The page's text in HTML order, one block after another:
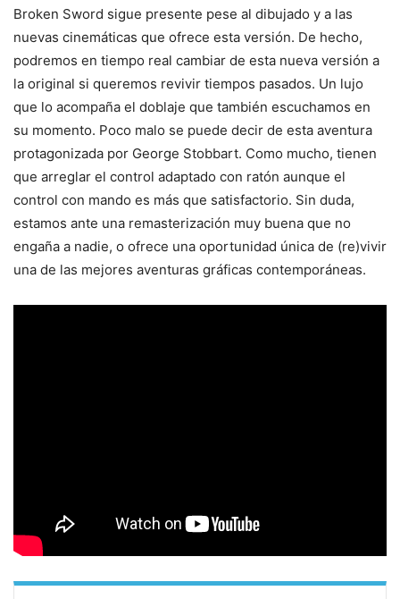
Broken Sword sigue presente pese al dibujado y a las
nuevas cinemáticas que ofrece esta versión. De hecho,
podremos en tiempo real cambiar de esta nueva versión a
la original si queremos revivir tiempos pasados. Un lujo
que lo acompaña el doblaje que también escuchamos en
su momento. Poco malo se puede decir de esta aventura
protagonizada por George Stobbart. Como mucho, tienen
que arreglar el control adaptado con ratón aunque el
control con mando es más que satisfactorio. Sin duda,
estamos ante una remasterización muy buena que no
engaña a nadie, o ofrece una oportunidad única de (re)vivir
una de las mejores aventuras gráficas contemporáneas.